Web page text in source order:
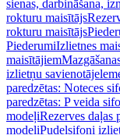
sienas, darbināšana,
rokturu maisītājs
rokturu maisītājs
PiederumiIzlietnes
maisītājiem
izlietņu
paredzētas: Noteces
paredzētas: P veida
modeļiRezerves daļas
modeļiPudeļsifoni